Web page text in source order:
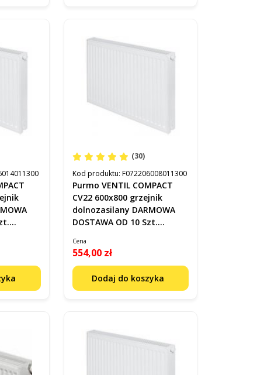
(30)
Kod produktu: F072206008011300
Purmo VENTIL COMPACT
CV22 600x800 grzejnik
dolnozasilany DARMOWA
DOSTAWA OD 10 Szt.
Cena
554,00 zł
Dodaj do koszyka